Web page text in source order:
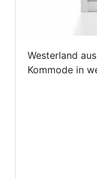
Westerland
Kommode in